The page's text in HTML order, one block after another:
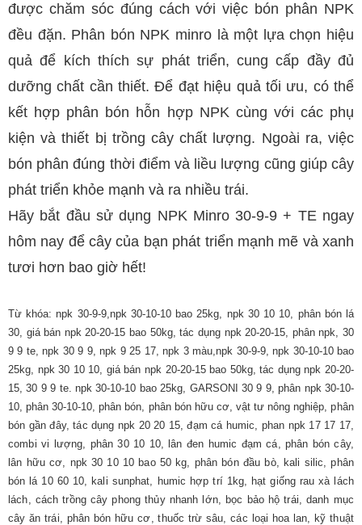
được chăm sóc đúng cách với việc bón phân NPK
đều đặn. Phân bón NPK minro là một lựa chọn hiệu
quả để kích thích sự phát triển, cung cấp đầy đủ
dưỡng chất cần thiết. Để đạt hiệu quả tối ưu, có thể
kết hợp phân bón hỗn hợp NPK cùng với các phụ
kiện và thiết bị trồng cây chất lượng. Ngoài ra, việc
bón phân đúng thời điểm và liều lượng cũng giúp cây
phát triển khỏe mạnh và ra nhiều trái.
Hãy bắt đầu sử dụng NPK Minro 30-9-9 + TE ngay
hôm nay để cây của bạn phát triển mạnh mẽ và xanh
tươi hơn bao giờ hết!
Từ khóa: npk 30-9-9,npk 30-10-10 bao 25kg, npk 30 10 10, phân bón lá
30, giá bán npk 20-20-15 bao 50kg, tác dụng npk 20-20-15, phân npk, 30
9 9 te, npk 30 9 9, npk 9 25 17, npk 3 màu,npk 30-9-9, npk 30-10-10 bao
25kg, npk 30 10 10, giá bán npk 20-20-15 bao 50kg, tác dụng npk 20-20-
15, 30 9 9 te. npk 30-10-10 bao 25kg, GARSONI 30 9 9, phân npk 30-10-
10, phân 30-10-10, phân bón, phân bón hữu cơ, vật tư nông nghiệp,phân
bón gần đây, tác dụng npk 20 20 15, đạm cá humic, phan npk 17 17 17,
combi vi lượng, phân 30 10 10, lân đen humic đạm cá, phân bón cây,
lân hữu cơ, npk 30 10 10 bao 50 kg, phân bón đầu bò, kali silic, phân
bón lá 10 60 10, kali sunphat, humic hợp trí 1kg, hạt giống rau xà lách
lách, cách trồng cây phong thủy nhanh lớn, bọc bảo hộ trái, danh mục
cây ăn trái, phân bón hữu cơ, thuốc trừ sâu, các loại hoa lan, kỹ thuật